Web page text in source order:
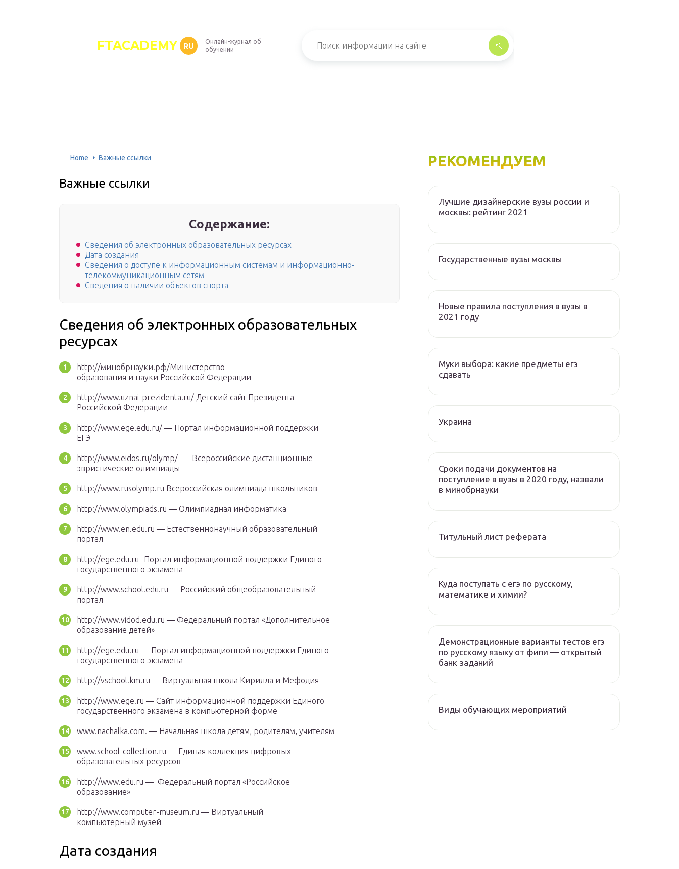
FTACADEMY RU
Онлайн-журнал об
обучении
Home Важные ссылки
Важные ссылки
Содержание:
Сведения об электронных образовательных ресурсах
Дата создания
Сведения о доступе к информационным системам и информационно-
телекоммуникационным сетям
Сведения о наличии объектов спорта
Сведения об электронных образовательных
ресурсах
http://минобрнауки.рф/Министерство
образования и науки Российской Федерации
http://www.uznai-prezidenta.ru/ Детский сайт Президента
Российской Федерации
http://www.ege.edu.ru/ — Портал информационной поддержки
ЕГЭ
http://www.eidos.ru/olymp/ — Всероссийские дистанционные
эвристические олимпиады
http://www.rusolymp.ru Всероссийская олимпиада школьников
http://www.olympiads.ru — Олимпиадная информатика
http://www.en.edu.ru — Естественнонаучный образовательный
портал
http://ege.edu.ru- Портал информационной поддержки Единого
государственного экзамена
http://www.school.edu.ru — Российский общеобразовательный
портал
http://www.vidod.edu.ru — Федеральный портал «Дополнительное
образование детей»
http://ege.edu.ru — Портал информационной поддержки Единого
государственного экзамена
http://vschool.km.ru — Виртуальная школа Кирилла и Мефодия
http://www.ege.ru — Сайт информационной поддержки Единого
государственного экзамена в компьютерной форме
www.nachalka.com. — Начальная школа детям, родителям, учителям
www.school-collection.ru — Единая коллекция цифровых
образовательных ресурсов
http://www.edu.ru — Федеральный портал «Российское
образование»
http://www.computer-museum.ru — Виртуальный
компьютерный музей
Дата создания
РЕКОМЕНДУЕМ
Лучшие дизайнерские вузы россии и
москвы: рейтинг 2021
Государственные вузы москвы
Новые правила поступления в вузы в
2021 году
Муки выбора: какие предметы егэ
сдавать
Украина
Сроки подачи документов на
поступление в вузы в 2020 году, назвали
в минобрнауки
Титульный лист реферата
Куда поступать с егэ по русскому,
математике и химии?
Демонстрационные варианты тестов егэ
по русскому языку от фипи — открытый
банк заданий
Виды обучающих мероприятий